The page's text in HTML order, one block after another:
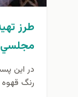
طرز
رنگ قهوه